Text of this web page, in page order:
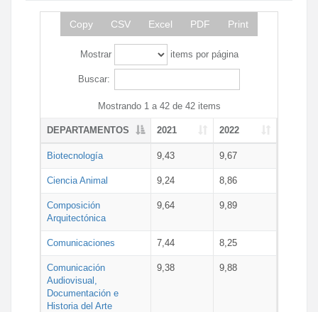
Copy CSV Excel PDF Print
Mostrar items por página
Buscar:
Mostrando 1 a 42 de 42 items
DEPARTAMENTOS 2021 2022
Biotecnología 9,43 9,67
Ciencia Animal 9,24 8,86
Composición
Arquitectónica
9,64 9,89
Comunicaciones 7,44 8,25
Comunicación
Audiovisual,
Documentación e
Historia del Arte
9,38 9,88